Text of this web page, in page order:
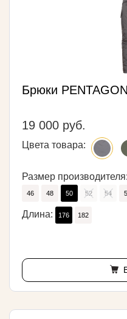
Брюки
19 000 руб.
Цвета товара:
Размер производителя:
46 48 50 52 54
Длина: 176 182